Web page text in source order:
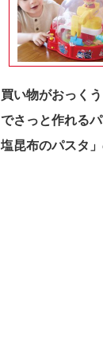
買い物がおっく
でさっと作れる
塩昆布のパスタ